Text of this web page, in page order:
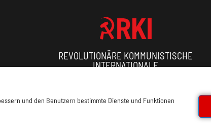
und den Benutzern bestimmte Dienste und Funktionen
REVOLUTIONÄRE KOMMUNISTISCHE
INTERNATIONALE
Datenschutz